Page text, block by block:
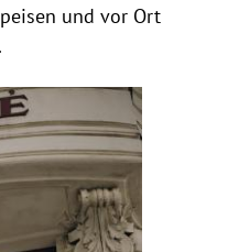
und vor Ort